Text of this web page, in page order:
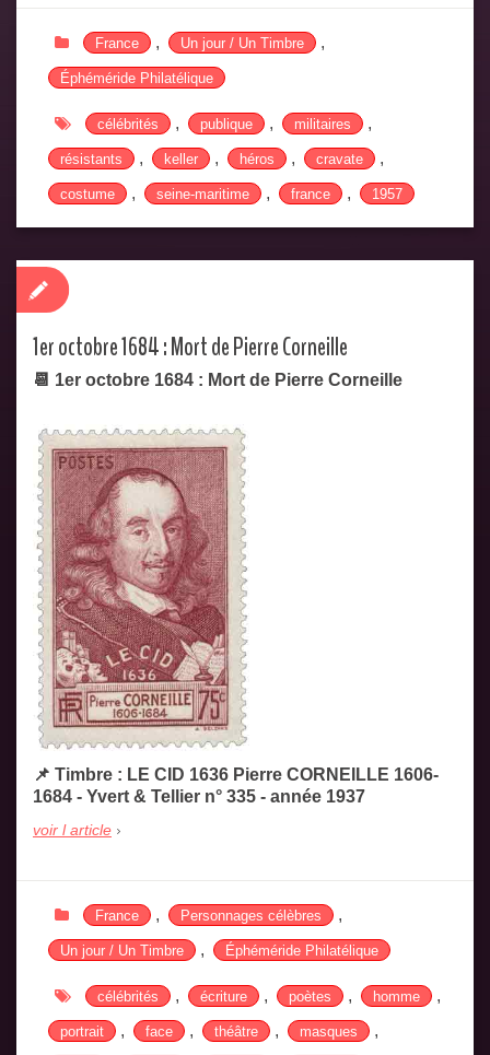
France , Un jour / Un Timbre ,
Éphéméride Philatélique
célébrités , publique , militaires ,
résistants , keller , héros , cravate ,
costume , seine-maritime , france , 1957
1er octobre 1684 : Mort de Pierre Corneille
📆 1er octobre 1684 : Mort de Pierre Corneille
📌 Timbre : LE CID 1636 Pierre CORNEILLE 1606-
1684 - Yvert & Tellier n° 335 - année 1937
voir l article
France , Personnages célèbres ,
Un jour / Un Timbre , Éphéméride Philatélique
célébrités , écriture , poètes , homme ,
portrait , face , théâtre , masques ,